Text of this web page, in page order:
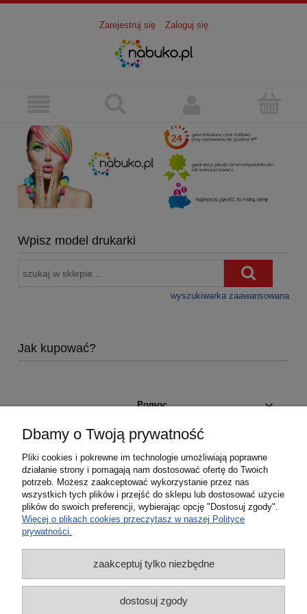
Zarejestruj się Zaloguj się
Wpisz model drukarki
wyszukiwarka zaawansowana
Jak kupować?
Pomoc
Moje konto
Płatności i dostawa
Informacje
Dbamy o Twoją prywatność
Pliki cookies i pokrewne im technologie umożliwiają poprawne
działanie strony i pomagają nam dostosować ofertę do Twoich
potrzeb. Możesz zaakceptować wykorzystanie przez nas
wszystkich tych plików i przejść do sklepu lub dostosować użycie
plików do swoich preferencji, wybierając opcję "Dostosuj zgody".
Więcej o plikach cookies przeczytasz w naszej Polityce
prywatności.
zaakceptuj tylko niezbędne
dostosuj zgody